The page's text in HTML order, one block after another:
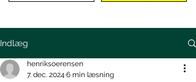
Indlæg
henriksoerensen
7. dec. 2024 6 min læsning